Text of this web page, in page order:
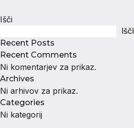
izberete
na
strani
Išči
Išči
Recent Posts
Recent Comments
Ni komentarjev za prikaz.
Archives
Ni arhivov za prikaz.
Categories
Ni kategorij